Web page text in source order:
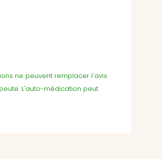
ne peuvent remplacer l'avis
L'auto-médication peut